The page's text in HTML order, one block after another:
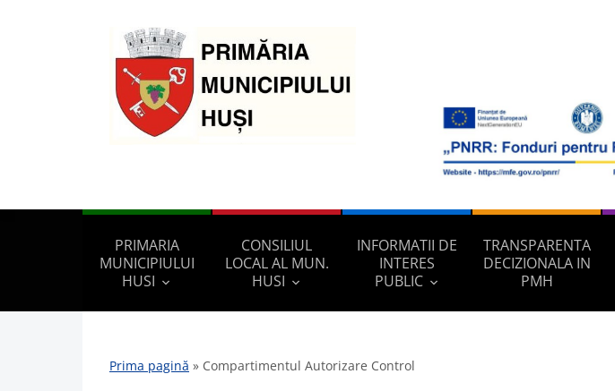
PRIMARIA
MUNICIPIULUI
HUSI
CONSILIUL
LOCAL AL MUN.
HUSI
INFORMATII DE
INTERES
PUBLIC
TRANSPARENTA
DECIZIONALA IN
PMH
Prima pagină » Compartimentul Autorizare Control